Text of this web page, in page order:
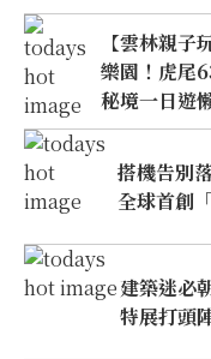
【雲林親
樂園！虎尾
秘境一日遊
搭機告別
全球首創
建築迷必
特展打頭